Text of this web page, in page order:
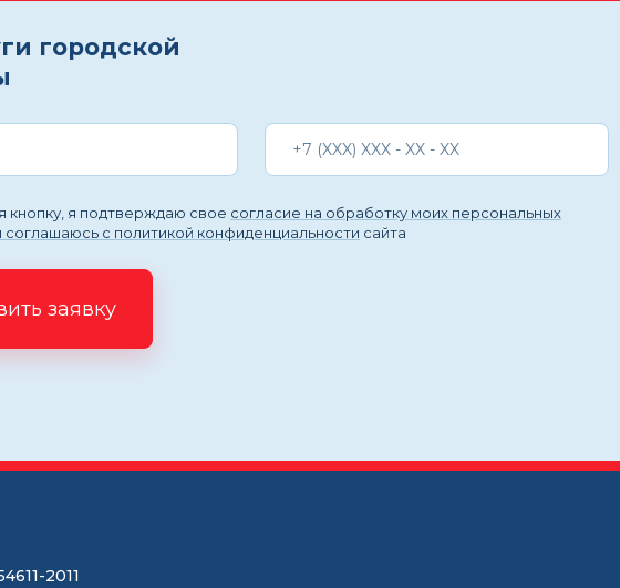
городской
кнопку, я подтверждаю свое согласие на обработку моих персональных
соглашаюсь с политикой конфиденциальности сайта
заявку
2011